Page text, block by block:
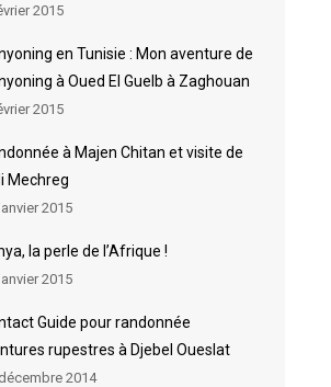
2015
en Tunisie : Mon aventure de
à Oued El Guelb à Zaghouan
2015
à Majen Chitan et visite de
Mechreg
2015
la perle de l’Afrique !
2015
Guide pour randonnée
rupestres à Djebel Oueslat
2014